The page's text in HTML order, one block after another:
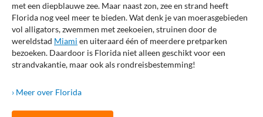
met een diepblauwe zee. Maar naast zon, zee en strand heeft
Florida nog veel meer te bieden. Wat denk je van moerasgebieden
vol alligators, zwemmen met zeekoeien, struinen door de
wereldstad Miami en uiteraard één of meerdere pretparken
bezoeken. Daardoor is Florida niet alleen geschikt voor een
strandvakantie, maar ook als rondreisbestemming!
› Meerover Florida